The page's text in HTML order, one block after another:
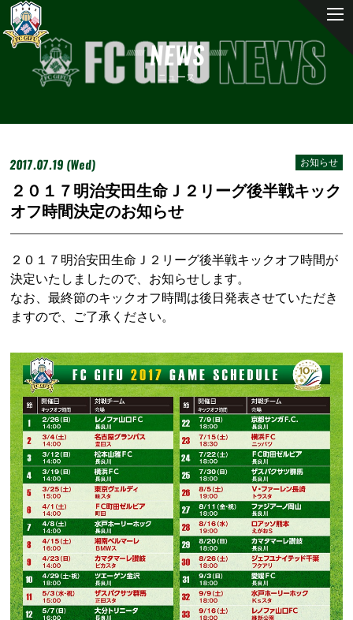
NEWS
ニュース
2017.07.19 (Wed) お知らせ
２０１７明治安田生命Ｊ２リーグ後半戦キック
オフ時間決定のお知らせ
２０１７明治安田生命Ｊ２リーグ後半戦キックオフ時間が
決定いたしましたので、お知らせします。
なお、最終節のキックオフ時間は後日発表させていただき
ますので、ご了承ください。